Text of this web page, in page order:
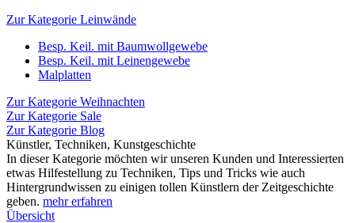
Zur Kategorie Leinwände
Besp. Keil. mit Baumwollgewebe
Besp. Keil. mit Leinengewebe
Malplatten
Zur Kategorie Weihnachten
Zur Kategorie Sale
Zur Kategorie Blog
Künstler, Techniken, Kunstgeschichte
In dieser Kategorie möchten wir unseren Kunden und Interessierten
etwas Hilfestellung zu Techniken, Tips und Tricks wie auch
Hintergrundwissen zu einigen tollen Künstlern der Zeitgeschichte
geben. mehr erfahren
Übersicht